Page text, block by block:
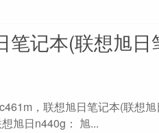
记本(联想旭日
，联想旭日笔记本(联想
旭日n440g： 旭...